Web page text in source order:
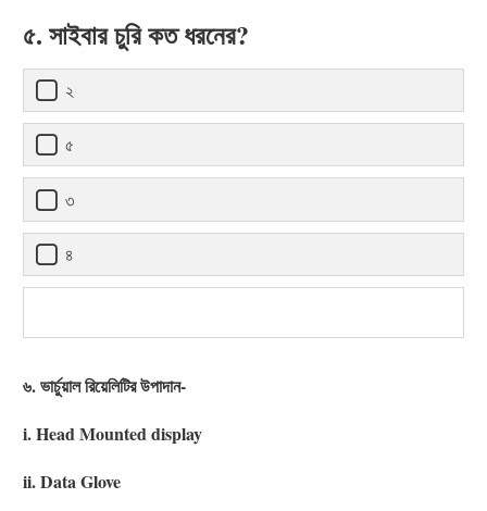
৫. সাইবার চুরি কত ধরনের?
২
৫
৩
৪
৬. ভার্চুয়াল রিয়েলিটির উপাদান-
i. Head Mounted display
ii. Data Glove